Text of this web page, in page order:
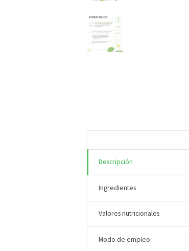
Descripción
Ingredientes
Valores nutricionales
Modo de empleo